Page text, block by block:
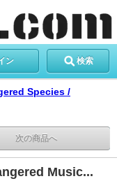
ン 検索
Species /
次の商品へ
Music...